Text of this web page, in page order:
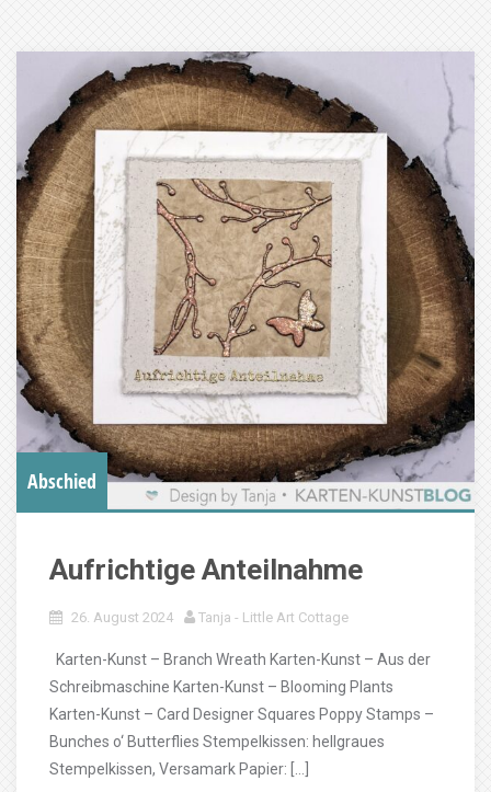
Abschied
Aufrichtige Anteilnahme
26. August 2024 Tanja - Little Art Cottage
Karten-Kunst – Branch Wreath Karten-Kunst – Aus der
Schreibmaschine Karten-Kunst – Blooming Plants
Karten-Kunst – Card Designer Squares Poppy Stamps –
Bunches o‘ Butterflies Stempelkissen: hellgraues
Stempelkissen, Versamark Papier: […]